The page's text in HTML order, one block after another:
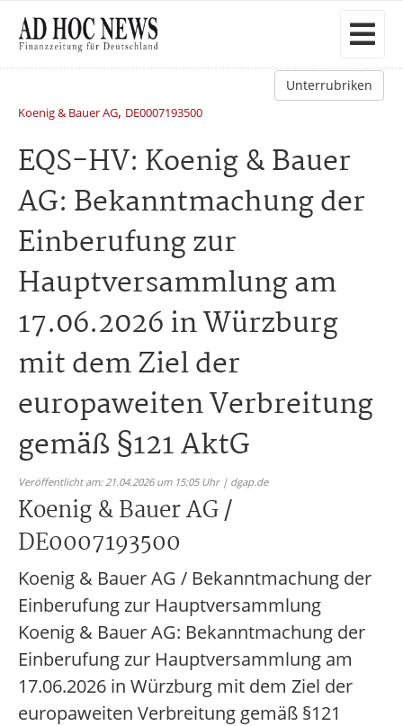
Unterrubriken
Koenig & Bauer AG, DE0007193500
EQS-HV: Koenig & Bauer
AG: Bekanntmachung der
Einberufung zur
Hauptversammlung am
17.06.2026 in Würzburg
mit dem Ziel der
europaweiten Verbreitung
gemäß §121 AktG
Veröffentlicht am: 21.04.2026 um 15:05 Uhr | dgap.de
Koenig & Bauer AG /
DE0007193500
Koenig & Bauer AG / Bekanntmachung der
Einberufung zur Hauptversammlung
Koenig & Bauer AG: Bekanntmachung der
Einberufung zur Hauptversammlung am
17.06.2026 in Würzburg mit dem Ziel der
europaweiten Verbreitung gemäß §121